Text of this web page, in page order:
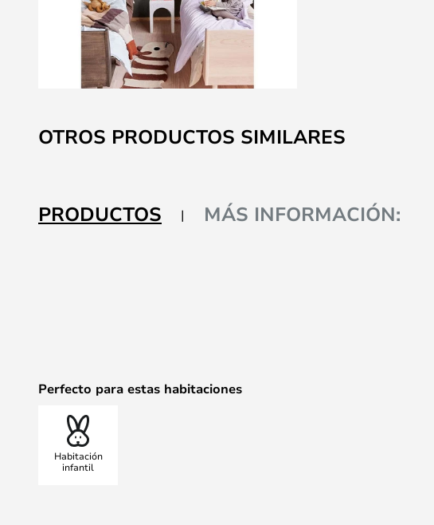
al
comienzo
galería
de
OTROS PRODUCTOS SIMILARES
PRODUCTOS MÁS INFORMACIÓN:
Perfecto para estas habitaciones
Habitación
infantil